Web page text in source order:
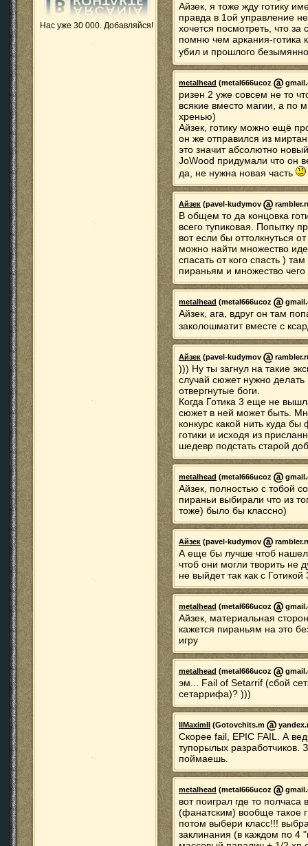
Нас уже 30 000. Добавляйся!
Айзек, я тоже жду готику
правда в 1ой управление
хочется посмотреть, что
помню чем аркания-готика
убил и прошлого
metalhead (metal666ucoz
ризен 2 уже совсем не то
всякие вместо магии, а по
хренью)
Айзек, готику можно ещё
он же отправился из
это значит абсолютно
JoWood придумали что он
да, не нужна новая часть
Айзек (pavel-kudymov
В общем то да концовка
всего тупиковая. Попытку
вот если бы оттолкнуться
можно найти множество
спасать от кого спасть )
пираньям и множество
metalhead (metal666ucoz
Айзек, ага, вдруг он там
заколошматит вместе с
Айзек (pavel-kudymov
))) Ну ты загнул на такие
случай сюжет нужно
отвергнутые боги.
Когда Готика 3 еще не
сюжет в ней может быть.
конкурс какой нить куда
готики и исходя из
шедевр подстать старой
metalhead (metal666ucoz
Айзек, полностью с тобой
пираньи выбирали что из
тоже) было бы классно)
Айзек (pavel-kudymov
А еще бы лучше чтоб
чтоб они могли творить не
не выйдет так как с Готикой
metalhead (metal666ucoz
Айзек, материальная
кажется пираньям на это
игру
metalhead (metal666ucoz
эм... Fail of Setarrif (сбой
сетаррифа)? )))
IIMaximII (Gotovchits.m
Скорее fail, EPIC FAIL. А
тупорылых разработчиков.
поймаешь.
metalhead (metal666ucoz
вот поиграл где то
(фанатским) вообще такое
потом выбери класс!!!
заклинания (в каждом по 4